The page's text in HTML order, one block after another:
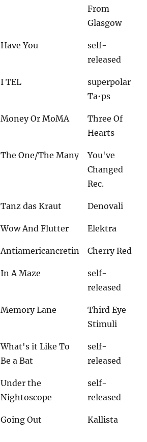
From
Glasgow
Have You
self-
released
I TEL
superpolar
Ta•ps
Money Or MoMA
Three Of
Hearts
The One/The Many
You've
Changed
Rec.
Tanz das Kraut Denovali
Wow And Flutter Elektra
Antiamericancretin Cherry Red
In A Maze
self-
released
Memory Lane
Third Eye
Stimuli
What's it Like To
Be a Bat
self-
released
Under the
Nightoscope
self-
released
Going Out Kallista